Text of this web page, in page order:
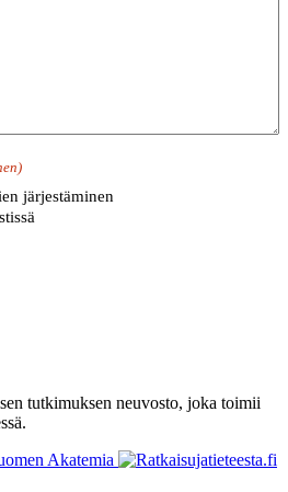
järjestäminen
tutkimuksen neuvosto, joka toimii